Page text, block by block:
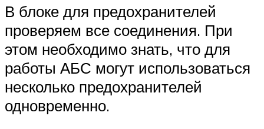
В блоке для предохранителей
проверяем все соединения. При
этом необходимо знать, что для
работы АБС могут использоваться
несколько предохранителей
одновременно.